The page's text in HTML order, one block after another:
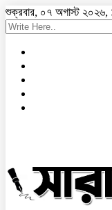
শুক্রবার, ০৭ অগাস্ট